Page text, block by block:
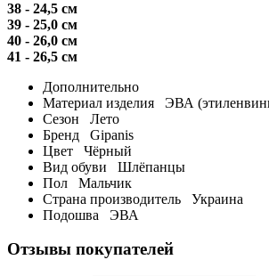
38 - 24,5 см
39 - 25,0 см
40 - 26,0 см
41 - 26,5 см
Дополнительно
Материал изделия
ЭВА
Сезон
Лето
Бренд
Gipanis
Цвет
Чёрный
Вид обуви
Шлёпанцы
Пол
Мальчик
Страна производитель
Украина
Подошва
ЭВА
Отзывы покупателей